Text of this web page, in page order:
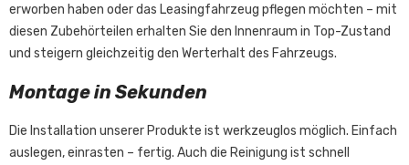
erworben haben oder das Leasingfahrzeug pflegen möchten – mit
diesen Zubehörteilen erhalten Sie den Innenraum in Top-Zustand
und steigern gleichzeitig den Werterhalt des Fahrzeugs.
Montage in Sekunden
Die Installation unserer Produkte ist werkzeuglos möglich. Einfach
auslegen, einrasten – fertig. Auch die Reinigung ist schnell